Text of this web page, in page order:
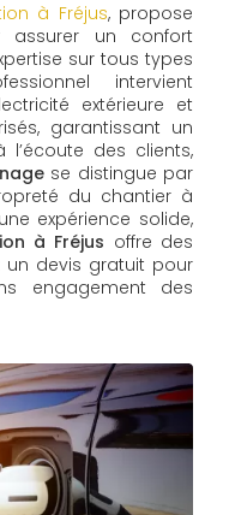
à Fréjus, propose
assurer un confort
sur tous types
intervient
extérieure et
garantissant un
l’écoute des clients,
se distingue par
du chantier à
expérience solide,
à Fréjus offre des
un devis gratuit pour
engagement des